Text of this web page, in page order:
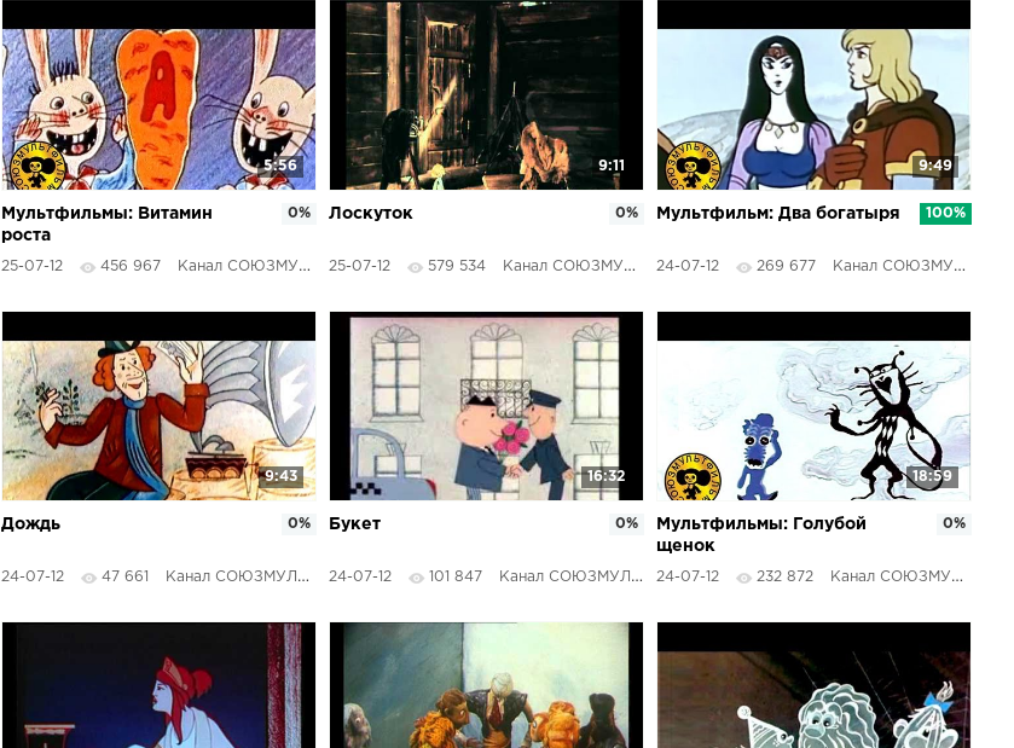
5:56
Мультфильмы: Витамин
роста
25-07-12 456 967 Канал СОЮЗМУЛЬТФИЛЬМЫ
0%
9:11
Лоскуток
25-07-12 579 534 Канал СОЮЗМУЛЬТФИЛЬМЫ
0%
9:49
Мультфильм: Два богатыря
24-07-12 269 677 Канал СОЮЗМУЛЬТФИЛЬМЫ
100%
9:43
Дождь
24-07-12 47 661 Канал СОЮЗМУЛЬТФИЛЬМЫ
0%
16:32
Букет
24-07-12 101 847 Канал СОЮЗМУЛЬТФИЛЬМЫ
0%
18:59
Мультфильмы: Голубой
щенок
24-07-12 232 872 Канал СОЮЗМУЛЬТФИЛЬМЫ
0%